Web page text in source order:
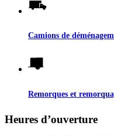
Camions de
Remorques et
Heures d’ouverture